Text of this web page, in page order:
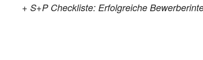
+ S+P Checkliste: Erfolgreiche